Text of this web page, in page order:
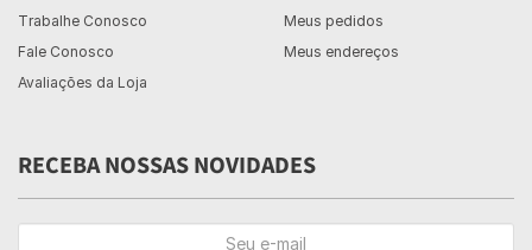
Trabalhe Conosco
Fale Conosco
Avaliações da Loja
Meus pedidos
Meus endereços
RECEBA NOSSAS NOVIDADES